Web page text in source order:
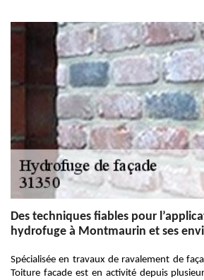
Des techniques fiables pour
hydrofuge à Montmaurin et ses
Spécialisée en travaux de ravalement de
Toiture facade est en activité depuis